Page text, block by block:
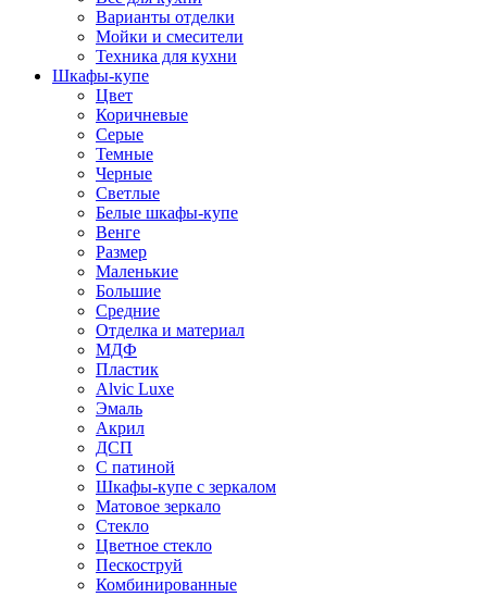
Варианты отделки
Мойки и смесители
Техника для кухни
Шкафы-купе
Цвет
Коричневые
Серые
Темные
Черные
Светлые
Белые шкафы-купе
Венге
Размер
Маленькие
Большие
Средние
Отделка и материал
МДФ
Пластик
Alvic Luxe
Эмаль
Акрил
ДСП
С патиной
Шкафы-купе с зеркалом
Матовое зеркало
Стекло
Цветное стекло
Пескоструй
Комбинированные